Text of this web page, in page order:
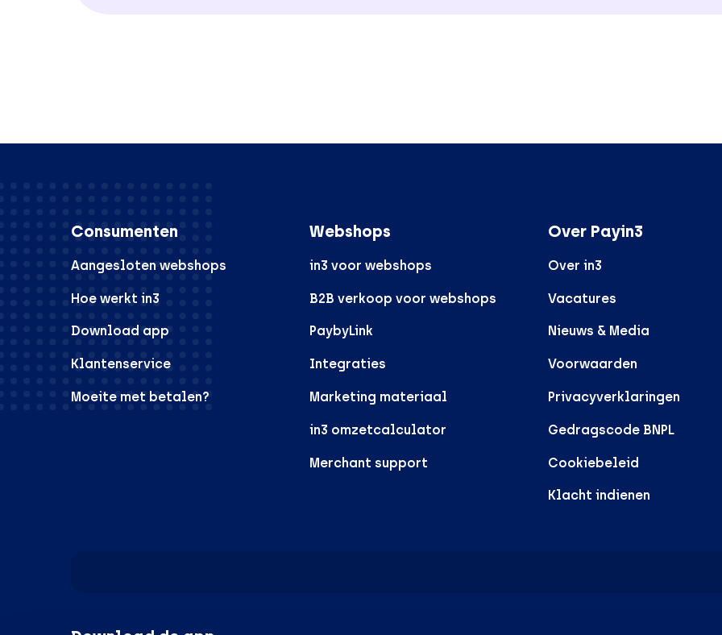
Consumenten
Aangesloten webshops
Hoe werkt in3
Download app
Klantenservice
Moeite met betalen?
Webshops
in3 voor webshops
B2B verkoop voor webshops
PaybyLink
Integraties
Marketing materiaal
in3 omzetcalculator
Merchant support
Over Payin3
Over in3
Vacatures
Nieuws & Media
Voorwaarden
Privacyverklaringen
Gedragscode BNPL
Cookiebeleid
Klacht indienen